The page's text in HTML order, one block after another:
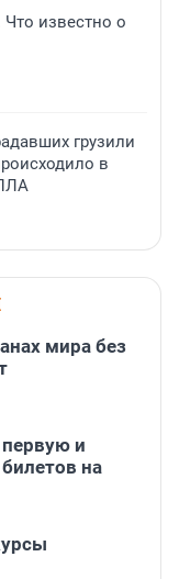
известно о
грузили
в
мира без
и
на